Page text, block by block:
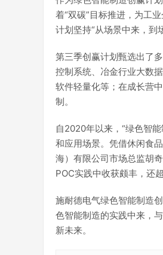
着“双碳”目标推进，为工
计划坚持“从场景中来，到
第三季创赢计划甄选出了
控制系统、冶金行业大数
软件轻量化等；在成长营
制。
自2020年以来，“绿色智
和应用场景。凭借休闲食
海）有限公司市场总监胡
POC实践中收获颇丰，还
施耐德电气绿色智能制造
色智能制造的实践中来，
新未来。